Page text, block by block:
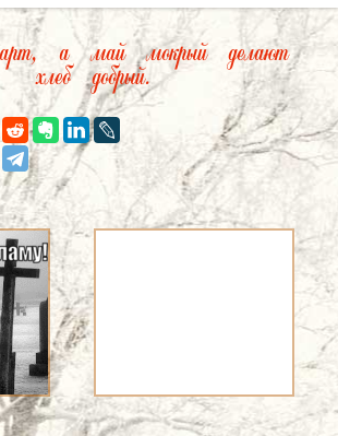
а май мокрый делают
хлеб добрый.